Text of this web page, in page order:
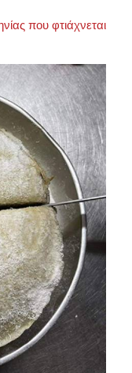
που φτιάχνεται